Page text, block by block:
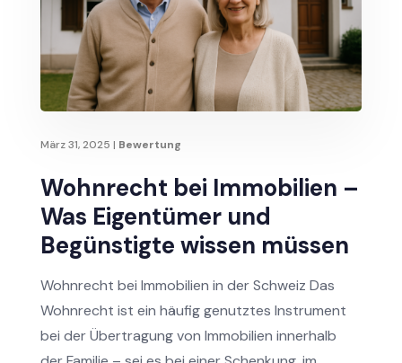
Wohnrecht bei Immobilien –
Was Eigentümer und
Begünstigte wissen müssen
März 31, 2025 | Bewertung
Wohnrecht bei Immobilien in der Schweiz Das
Wohnrecht ist ein häufig genutztes Instrument
bei der Übertragung von Immobilien innerhalb